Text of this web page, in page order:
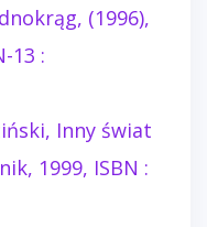
(1996),
13 :
Inny świat
1999, ISBN :